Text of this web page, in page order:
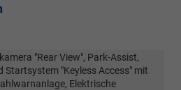
"Rear View", Park-Assist,
Startsystem "Keyless Access" mit
Elektrische